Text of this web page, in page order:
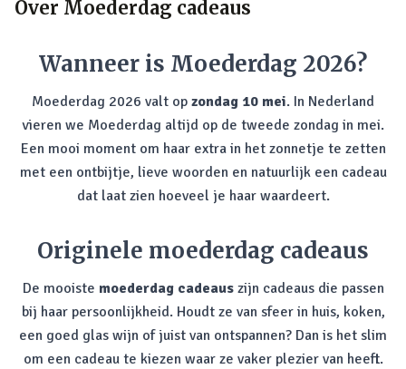
Over Moederdag cadeaus
Wanneer is Moederdag 2026?
Moederdag 2026 valt op zondag 10 mei. In Nederland
vieren we Moederdag altijd op de tweede zondag in mei.
Een mooi moment om haar extra in het zonnetje te zetten
met een ontbijtje, lieve woorden en natuurlijk een cadeau
dat laat zien hoeveel je haar waardeert.
Originele moederdag cadeaus
De mooiste moederdag cadeauszijn cadeaus die passen
bij haar persoonlijkheid. Houdt ze van sfeer in huis, koken,
een goed glas wijn of juist van ontspannen? Dan is het slim
om een cadeau te kiezen waar ze vaker plezier van heeft.